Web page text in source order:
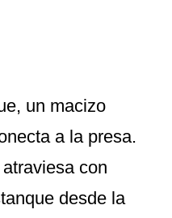
un macizo
a la presa.
atraviesa con
desde la